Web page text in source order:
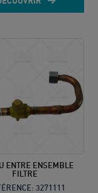
ENTRE ENSEMBLE
FILTRE
3271111